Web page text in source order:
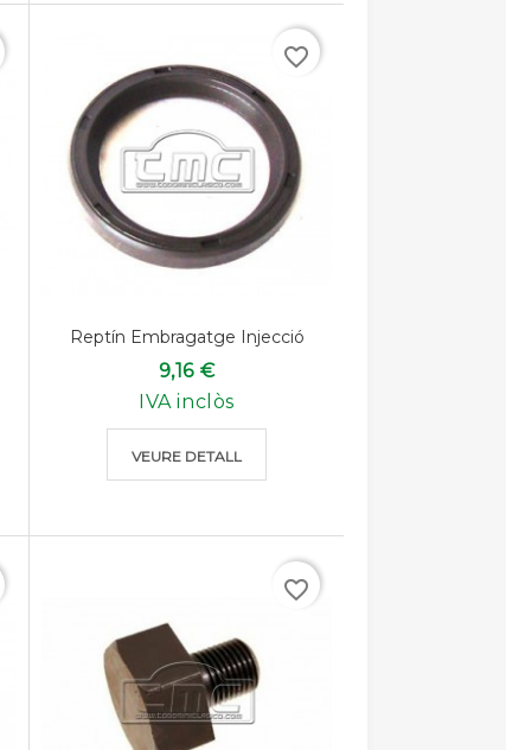
Reptín Embragatge Injecció
9,16 €
IVA inclòs
VEURE DETALL
favorite_border
favorite_border